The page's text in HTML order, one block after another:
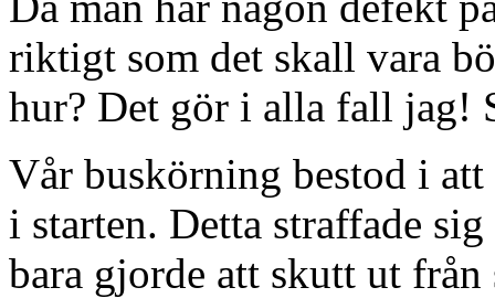
riktigt som det skall vara
hur? Det gör i alla fall jag!
Vår buskörning bestod i
i starten. Detta straffade
bara gjorde att skutt ut från